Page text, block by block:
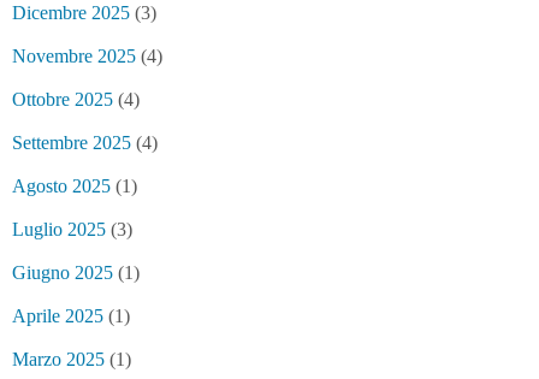
Dicembre 2025 (3)
Novembre 2025 (4)
Ottobre 2025 (4)
Settembre 2025 (4)
Agosto 2025 (1)
Luglio 2025 (3)
Giugno 2025 (1)
Aprile 2025 (1)
Marzo 2025 (1)